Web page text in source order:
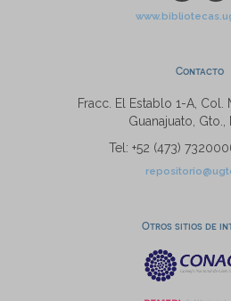
Contacto
Fracc. El Establo 1-A, Col.
Guanajuato, Gto.,
Tel: +52 (473)
Otros sitios de